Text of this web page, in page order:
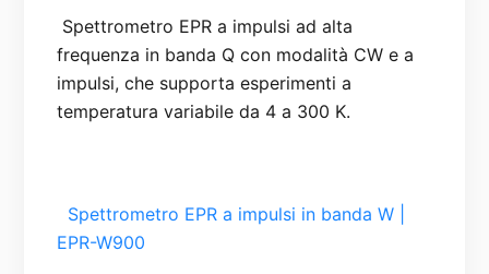
frequenza in banda Q con modalità CW e a
impulsi, che supporta esperimenti a
EPR-W900